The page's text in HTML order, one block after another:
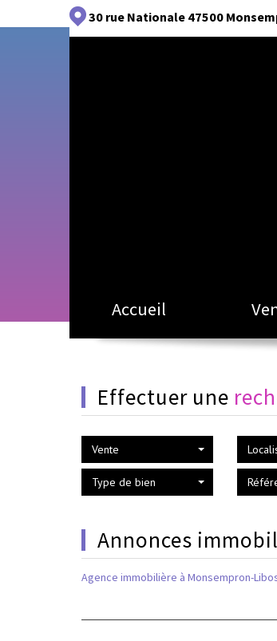
30 rue Nationale 47500
Accueil
Effectuer une
Vente
Type de bien
Annonces
Agence immobilière à Monsempron-